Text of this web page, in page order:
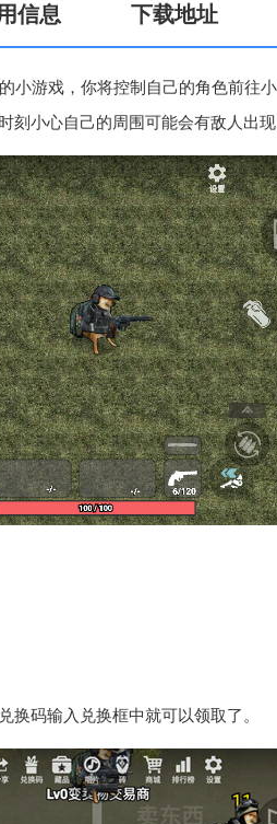
信息 下载地址
小游戏，你将控制自己的角色前往
刻小心自己的周围可能会有敌人出现
换码输入兑换框中就可以领取了。